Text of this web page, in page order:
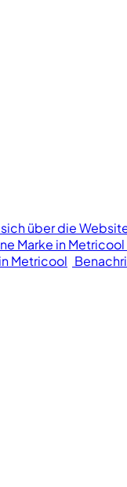
über die
Marke in
Metricool